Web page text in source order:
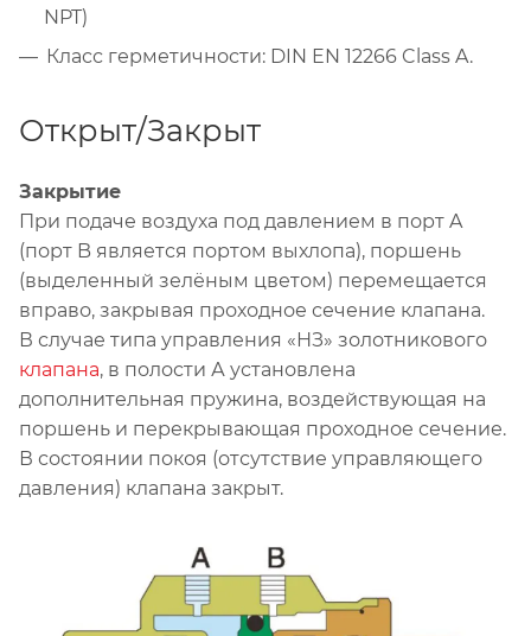
NPT)
Класс герметичности: DIN EN 12266 Class A.
Открыт/Закрыт
Закрытие
При подаче воздуха под давлением в порт A
(порт B является портом выхлопа), поршень
(выделенный зелёным цветом) перемещается
вправо, закрывая проходное сечение клапана.
В случае типа управления «НЗ» золотникового
клапана, в полости А установлена
дополнительная пружина, воздействующая на
поршень и перекрывающая проходное сечение.
В состоянии покоя (отсутствие управляющего
давления) клапана закрыт.